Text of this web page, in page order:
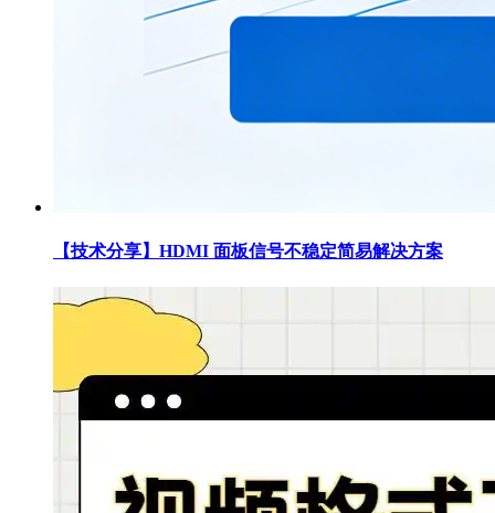
【技术分享】HDMI 面板信号不稳定简易解决方案